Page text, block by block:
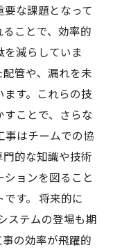
な課題となって
ことで、効率的
減らしていま
管や、漏れを未
す。これらの技
ことで、さらな
事はチームでの協
的な知識や技術
ョンを図ること
す。 将来的に
ステムの登場も期
の効率が飛躍的